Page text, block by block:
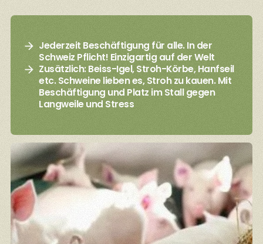
Jederzeit Beschäftigung für alle. In der
Schweiz Pflicht! Einzigartig auf der Welt
Zusätzlich: Beiss-Igel, Stroh-Körbe, Hanfseil
etc. Schweine lieben es, Stroh zu kauen. Mit
Beschäftigung und Platz im Stall gegen
Langweile und Stress